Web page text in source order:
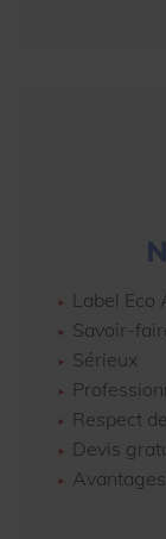
Label
Savoir-
Sérieux
Respect
Devis